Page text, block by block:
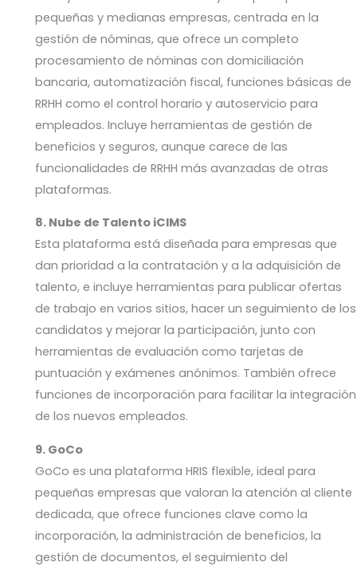
pequeñas y medianas empresas, centrada en la
gestión de nóminas, que ofrece un completo
procesamiento de nóminas con domiciliación
bancaria, automatización fiscal, funciones básicas de
RRHH como el control horario y autoservicio para
empleados. Incluye herramientas de gestión de
beneficios y seguros, aunque carece de las
funcionalidades de RRHH más avanzadas de otras
plataformas.
8. Nube de Talento iCIMS
Esta plataforma está diseñada para empresas que
dan prioridad a la contratación y a la adquisición de
talento, e incluye herramientas para publicar ofertas
de trabajo en varios sitios, hacer un seguimiento de los
candidatos y mejorar la participación, junto con
herramientas de evaluación como tarjetas de
puntuación y exámenes anónimos. También ofrece
funciones de incorporación para facilitar la integración
de los nuevos empleados.
9. GoCo
GoCo es una plataforma HRIS flexible, ideal para
pequeñas empresas que valoran la atención al cliente
dedicada, que ofrece funciones clave como la
incorporación, la administración de beneficios, la
gestión de documentos, el seguimiento del